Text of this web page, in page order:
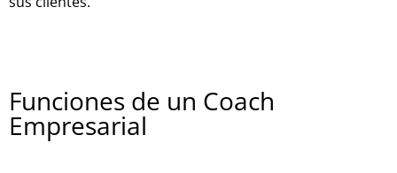
Funciones de un Coach
Empresarial